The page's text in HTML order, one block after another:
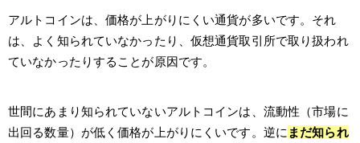
アルトコインは、価格が上がりにくい通貨が多いです。それ
は、よく知られていなかったり、仮想通貨取引所で取り扱われ
ていなかったりすることが原因です。
世間にあまり知られていないアルトコインは、流動性（市場に
出回る数量）が低く価格が上がりにくいです。逆に まだ知られ